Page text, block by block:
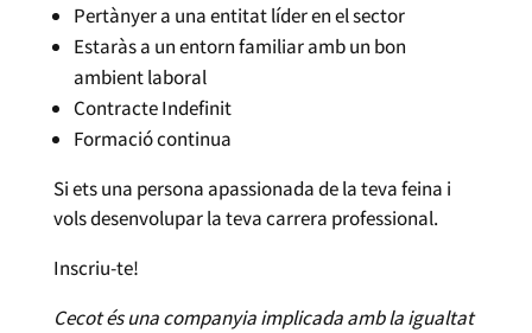
Pertànyer a una entitat líder en el sector
Estaràs a un entorn familiar amb un bon
ambient laboral
Contracte Indefinit
Formació continua
Si ets una persona apassionada de la teva feina i
vols desenvolupar la teva carrera professional.
Inscriu-te!
Cecot és una companyia implicada amb la igualtat